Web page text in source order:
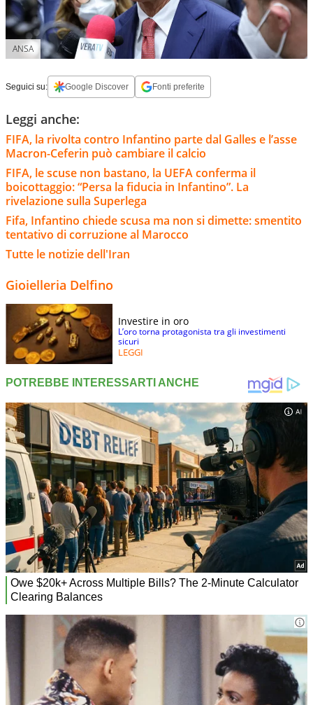
ANSA
Seguici su: Google Discover Fonti preferite
Leggi anche:
FIFA, la rivolta contro Infantino parte dal Galles e l’asse
Macron-Ceferin può cambiare il calcio
FIFA, le scuse non bastano, la UEFA conferma il
boicottaggio: “Persa la fiducia in Infantino”. La
rivelazione sulla Superlega
Fifa, Infantino chiede scusa ma non si dimette: smentito
tentativo di corruzione al Marocco
Tutte le notizie dell'Iran
Gioielleria Delfino
Investire in oro
L’oro torna protagonista tra gli investimenti
sicuri
LEGGI